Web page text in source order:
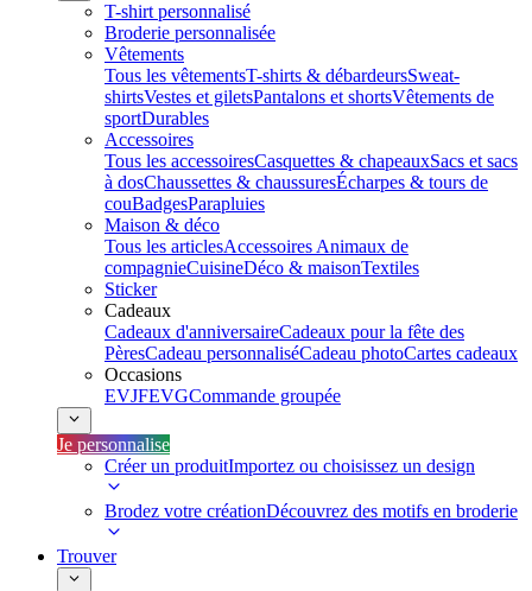
T-shirt personnalisé
Broderie personnalisée
Vêtements
Tous les vêtementsT-shirts & débardeursSweat-
shirtsVestes et giletsPantalons et shortsVêtements de
sportDurables
Accessoires
Tous les accessoiresCasquettes & chapeauxSacs et sacs
à dosChaussettes & chaussuresÉcharpes & tours de
couBadgesParapluies
Maison & déco
Tous les articlesAccessoires Animaux de
compagnieCuisineDéco & maisonTextiles
Sticker
Cadeaux
Cadeaux d'anniversaireCadeaux pour la fête des
PèresCadeau personnaliséCadeau photoCartes cadeaux
Occasions
EVJFEVGCommande groupée
Je personnalise
Créer un produitImportez ou choisissez un design
Brodez votre créationDécouvrez des motifs en broderie
Trouver